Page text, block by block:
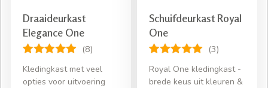
Draaideurkast
Elegance One
(8)
Kledingkast met veel
opties voor uitvoering
Schuifdeurkast Royal
One
(3)
Royal One kledingkast -
brede keus uit kleuren &